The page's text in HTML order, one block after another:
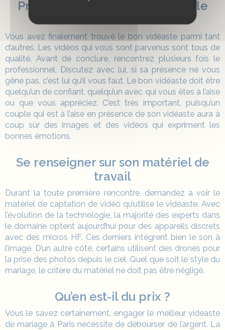
Prendre des rendez-vous avez le
Vous avez finalement trouvé le bon vidéaste parmi tant
d’autres. Les vidéos qui vous sont parvenus sont tous de
qualité. Avant de conclure, rencontrez plusieurs fois le
professionnel. Discutez avec lui, si sa présence ne vous
gêne pas, c’est lui qu’il vous faut. Le bon vidéaste doit être
quelqu’un de confiant, quelqu’un avec qui vous êtes à l’aise
ou que vous appréciez. C’est très important, puisqu’un
couple qui est à l’aise en présence de son vidéaste aura à
coup sûr des images et des vidéos qui expriment les
bonnes émotions.
Se renseigner sur son matériel de
travail
Durant la toute première rencontre, demandez à voir le
matériel de captation de vidéo qu’utilise le vidéaste. Avec
l’évolution de la technologie, la majorité des experts dans
le domaine optent aujourd’hui pour des appareils discrets
avec des micros HF. Ces derniers intègrent bien le son à
l’image. D’un autre côté, certains utilisent des drones pour
la prise des photos depuis le ciel. Quel que soit le style du
mariage, le critère du matériel ne doit pas être négligé.
Qu’en est-il du prix ?
Vous le savez certainement, engager le meilleur vidéaste
de mariage à Paris nécessite de débourser de l’argent. La